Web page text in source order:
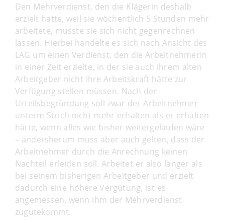
Den Mehrverdienst, den die Klägerin deshalb
erzielt hatte, weil sie wöchentlich 5 Stunden mehr
arbeitete, musste sie sich nicht gegenrechnen
lassen. Hierbei handelte es sich nach Ansicht des
LAG um einen Verdienst, den die Arbeitnehmerin
in einer Zeit erzielte, in der sie auch ihrem alten
Arbeitgeber nicht ihre Arbeitskraft hätte zur
Verfügung stellen müssen. Nach der
Urteilsbegründung soll zwar der Arbeitnehmer
unterm Strich nicht mehr erhalten als er erhalten
hätte, wenn alles wie bisher weitergelaufen wäre
– andersherum muss aber auch gelten, dass der
Arbeitnehmer durch die Anrechnung keinen
Nachteil erleiden soll. Arbeitet er also länger als
bei seinem bisherigen Arbeitgeber und erzielt
dadurch eine höhere Vergütung, ist es
angemessen, wenn ihm der Mehrverdienst
zugutekommt.